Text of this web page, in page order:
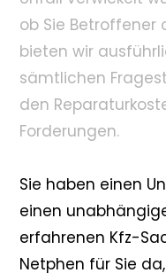
ob Sie Betroffener
bieten wir
sämtlichen
den
Forderungen.
Sie haben einen
einen
erfahrenen Kfz-
Netphen für Sie